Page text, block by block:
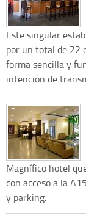
Este singular
por un total de 22
forma sencilla y
intención de
Magnífico hotel
con acceso a la
y parking.